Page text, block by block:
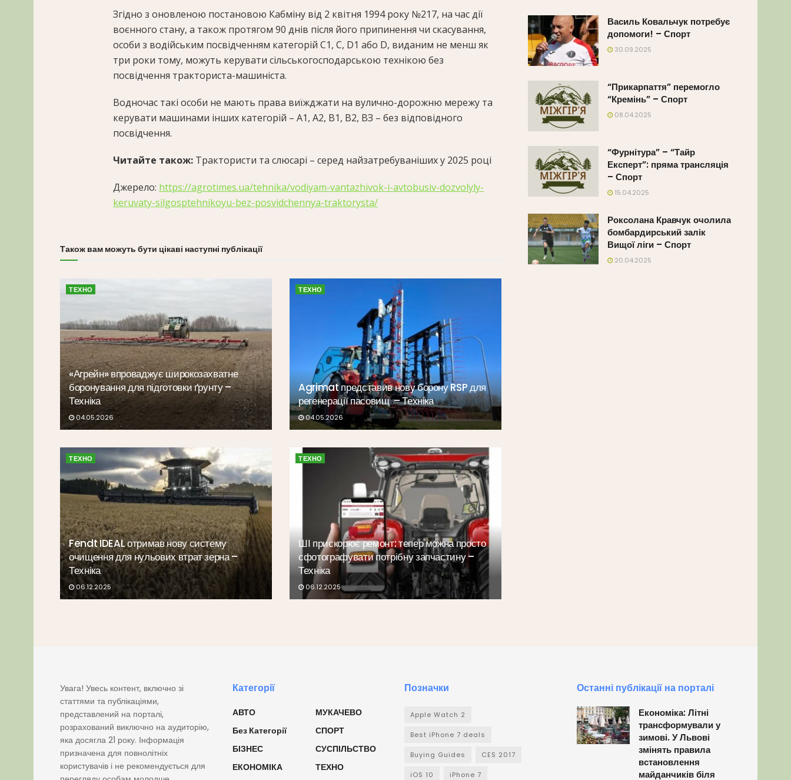
Згідно з оновленою постановою Кабміну від 2 квітня 1994 року №217, на час дії
воєнного стану, а також протягом 90 днів після його припинення чи скасування,
особи з водійським посвідченням категорій C1, C, D1 або D, виданим не менш як
три роки тому, можуть керувати сільськогосподарською технікою без
посвідчення тракториста-машиніста.
Водночас такі особи не мають права виїжджати на вулично-дорожню мережу та
керувати машинами інших категорій – А1, A2, B1, B2, ВЗ – без відповідного
посвідчення.
Читайте також: Трактористи та слюсарі – серед найзатребуваніших у 2025 році
Джерело: https://agrotimes.ua/tehnika/vodiyam-vantazhivok-i-avtobusiv-dozvolyly-
keruvaty-silgosptehnikoyu-bez-posvidchennya-traktorysta/
Також вам можуть бути цікаві наступні публікації
ТЕХНО
«Агрейн» впроваджує широкозахватне
боронування для підготовки ґрунту –
Техніка
04.05.2026
ТЕХНО
Agrimat представив нову борону RSP для
регенерації пасовищ – Техніка
04.05.2026
ТЕХНО
Fendt IDEAL отримав нову систему
очищення для нульових втрат зерна –
Техніка
06.12.2025
ТЕХНО
ШІ прискорює ремонт: тепер можна просто
сфотографувати потрібну запчастину –
Техніка
06.12.2025
Василь Ковальчук потребує
допомоги! – Спорт
30.09.2025
“Прикарпаття” перемогло
“Кремінь” – Спорт
08.04.2025
“Фурнітура” – “Тайр
Експерт”: пряма трансляція
– Спорт
15.04.2025
Роксолана Кравчук очолила
бомбардирський залік
Вищої ліги – Спорт
20.04.2025
Увага! Увесь контент, включно зі
статтями та публікаціями,
представлений на порталі,
розрахований виключно на аудиторію,
яка досягла 21 року. Інформація
призначена для повнолітніх
користувачів і не рекомендується для
Категорії
АВТО
Без Категорії
БІЗНЕС
ЕКОНОМІКА
МУКАЧЕВО
СПОРТ
СУСПІЛЬСТВО
ТЕХНО
Позначки
Apple Watch 2
Best iPhone 7 deals
Buying Guides CES 2017
iOS 10 iPhone 7
Останні публікації на порталі
Економіка: Літні
трансформували у
зимові. У Львові
змінять правила
встановлення
майданчиків біля